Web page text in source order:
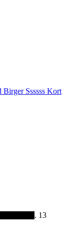
Birger Ssssss Kort
. 13